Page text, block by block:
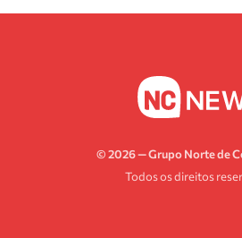
© 2026 — Grupo Norte de
Todos os direitos